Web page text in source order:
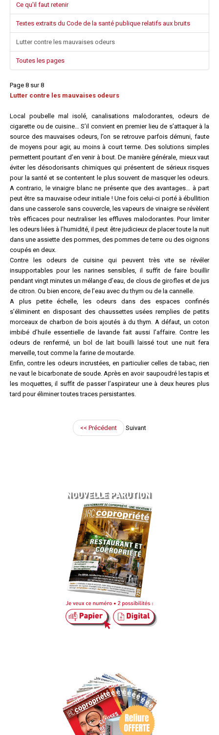
Ce qu'il faut retenir
Textes extraits du Code de la santé publique relatifs aux bruits
Lutter contre les mauvaises odeurs
Toutes les pages
Page 8 sur 8
Lutter contre les mauvaises odeurs
Local poubelle mal isolé, canalisations malodorantes, odeurs de
cigarette ou de cuisine… S’il convient en premier lieu de s’attaquer à la
source des mauvaises odeurs, l’on se retrouve parfois démuni, faute
de moyens pour agir, au moins à court terme. Des solutions simples
permettent pourtant d’en venir à bout. De manière générale, mieux vaut
éviter les désodorisants chimiques qui présentent de sérieux risques
pour la santé et se contentent le plus souvent de masquer les odeurs.
A contrario, le vinaigre blanc ne présente que des avantages… à part
peut être sa mauvaise odeur initiale ! Une fois celui-ci porté à ébullition
dans une casserole sans couvercle, les vapeurs de vinaigre se révèlent
très efficaces pour neutraliser les effluves malodorantes. Pour limiter
les odeurs liées à l’humidité, il peut être judicieux de placer toute la nuit
dans une assiette des pommes, des pommes de terre ou des oignons
coupés en deux.
Contre les odeurs de cuisine qui peuvent très vite se révéler
insupportables pour les narines sensibles, il suffit de faire bouillir
pendant vingt minutes un mélange d’eau, de clous de girofles et de jus
de citron. Ou bien encore, de l’eau avec du thym ou de la cannelle.
A plus petite échelle, les odeurs dans des espaces confinés
s’éliminent en disposant des chaussettes usées remplies de petits
morceaux de charbon de bois ajoutés à du thym. A défaut, un coton
imbibé d’huile essentielle de lavande fait aussi l’affaire. Contre les
odeurs de renfermé, un bol de lait bouilli laissé tout une nuit fera
merveille, tout comme la farine de moutarde.
Enfin, contre les odeurs incrustées, en particulier celles de tabac, rien
ne vaut le bicarbonate de soude. Après en avoir saupoudré les tapis et
les moquettes, il suffit de passer l’aspirateur une à deux heures plus
tard pour éliminer toutes traces persistantes.
<< Précédent Suivant